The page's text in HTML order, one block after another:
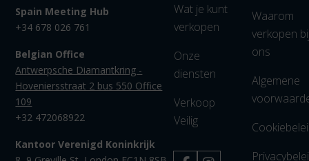
Spain Meeting Hub
+34 678 026 761
Belgian Office
Antwerpsche Diamantkring -
Hoveniersstraat 2 bus 550 Office
109
+32 472068922
Kantoor Verenigd Koninkrijk
Wat je kunt
verkopen
Onze
diensten
Verkoop
Veilig
Waarom
verkopen
ons
Algemene